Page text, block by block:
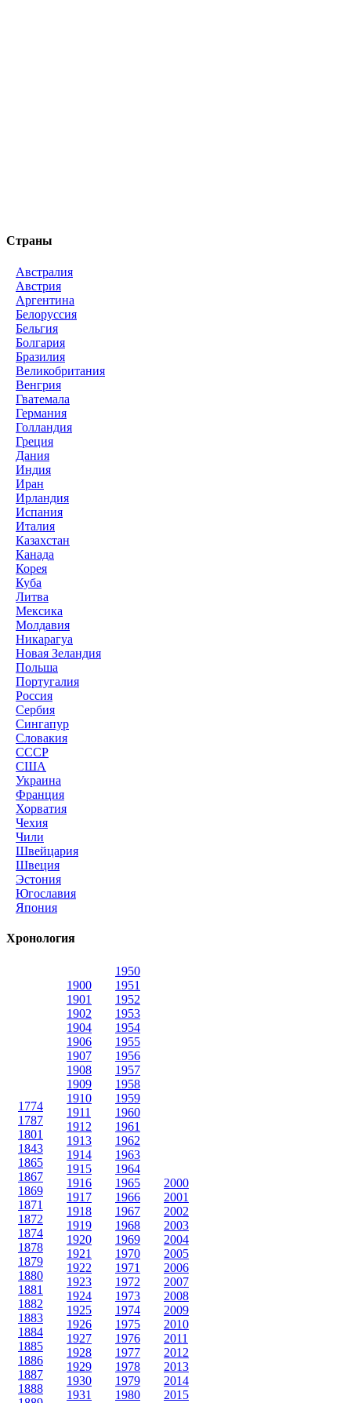
Страны
Австралия
Австрия
Аргентина
Белоруссия
Бельгия
Болгария
Бразилия
Великобритания
Венгрия
Гватемала
Германия
Голландия
Греция
Дания
Индия
Иран
Ирландия
Испания
Италия
Казахстан
Канада
Корея
Куба
Литва
Мексика
Молдавия
Никарагуа
Новая Зеландия
Польша
Португалия
Россия
Сербия
Сингапур
Словакия
СССР
США
Украина
Франция
Хорватия
Чехия
Чили
Швейцария
Швеция
Эстония
Югославия
Япония
Хронология
1774
1787
1801
1843
1865
1867
1869
1871
1872
1874
1878
1879
1880
1881
1882
1883
1884
1885
1886
1887
1888
1900
1901
1902
1904
1906
1907
1908
1909
1910
1911
1912
1913
1914
1915
1916
1917
1918
1919
1920
1921
1922
1923
1924
1925
1926
1927
1928
1929
1930
1931
1950
1951
1952
1953
1954
1955
1956
1957
1958
1959
1960
1961
1962
1963
1964
1965
1966
1967
1968
1969
1970
1971
1972
1973
1974
1975
1976
1977
1978
1979
1980
2000
2001
2002
2003
2004
2005
2006
2007
2008
2009
2010
2011
2012
2013
2014
2015